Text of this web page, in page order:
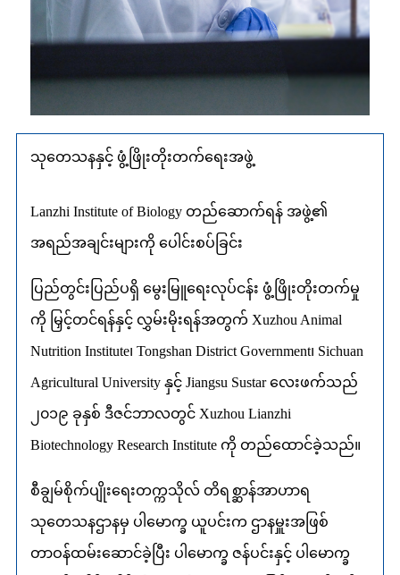
သုတေသနနှင့် ဖွံ့ဖြိုးတိုးတက်ရေးအဖွဲ့
Lanzhi Institute of Biology တည်ဆောက်ရန် အဖွဲ့၏
အရည်အချင်းများကို ပေါင်းစပ်ခြင်း
ပြည်တွင်းပြည်ပရှိ မွေးမြူရေးလုပ်ငန်း ဖွံ့ဖြိုးတိုးတက်မှု
ကို မြှင့်တင်ရန်နှင့် လွှမ်းမိုးရန်အတွက် Xuzhou Animal
Nutrition Institute၊ Tongshan District Government၊ Sichuan
Agricultural University နှင့် Jiangsu Sustar လေးဖက်သည်
၂၀၁၉ ခုနှစ် ဒီဇင်ဘာလတွင် Xuzhou Lianzhi
Biotechnology Research Institute ကို တည်ထောင်ခဲ့သည်။
စီချွမ်စိုက်ပျိုးရေးတက္ကသိုလ် တိရစ္ဆာန်အာဟာရ
သုတေသနဌာနမှ ပါမောက္ခ ယူပင်းက ဌာနမှူးအဖြစ်
တာဝန်ထမ်းဆောင်ခဲ့ပြီး ပါမောက္ခ ဇန်ပင်းနှင့် ပါမောက္ခ